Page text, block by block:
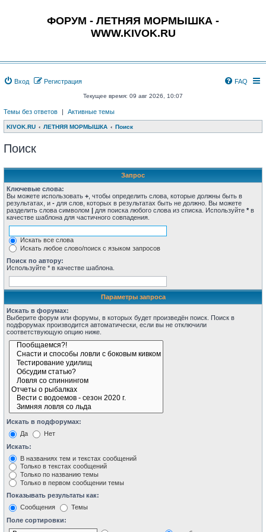
ФОРУМ - ЛЕТНЯЯ МОРМЫШКА -
WWW.KIVOK.RU
Вход Регистрация FAQ
Текущее время: 09 авг 2026, 10:07
Темы без ответов | Активные темы
KIVOK.RU ЛЕТНЯЯ МОРМЫШКА Поиск
Поиск
Запрос
Ключевые слова:
Вы можете использовать + , чтобы определить слова, которые должны быть в
результатах, и - для слов, которых в результатах быть не должно. Вы можете
разделить слова символом | для поиска любого слова из списка. Используйте * в
качестве шаблона для частичного совпадения.
Искать все слова
Искать любое слово/поиск с языком запросов
Поиск по автору:
Используйте * в качестве шаблона.
Параметры запроса
Искать в форумах:
Выберите форум или форумы, в которых будет произведён поиск. Поиск в
подфорумах производится автоматически, если вы не отключили
соответствующую опцию ниже.
Искать в подфорумах:
Да
Нет
Искать:
В названиях тем и текстах сообщений
Только в текстах сообщений
Только по названию темы
Только в первом сообщении темы
Показывать результаты как:
Сообщения
Темы
Поле сортировки: